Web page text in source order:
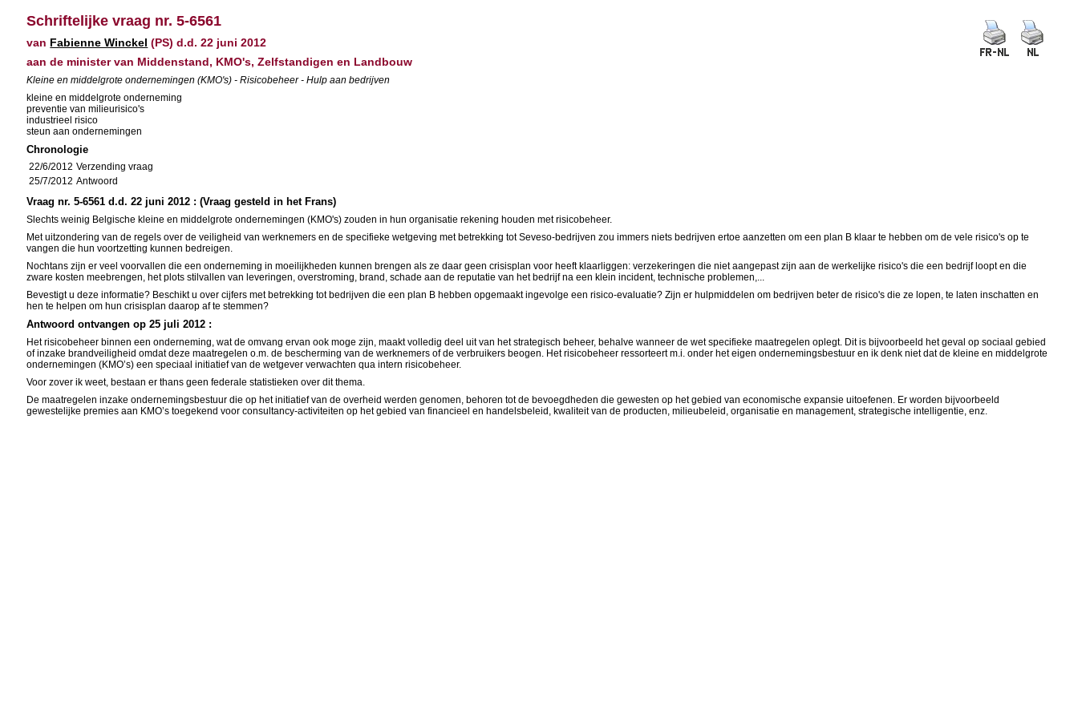
Schriftelijke vraag nr. 5-6561
van Fabienne Winckel (PS) d.d. 22 juni 2012
aan de minister van Middenstand, KMO's, Zelfstandigen en Landbouw
Kleine en middelgrote ondernemingen (KMO's) - Risicobeheer - Hulp aan bedrijven
kleine en middelgrote onderneming
preventie van milieurisico's
industrieel risico
steun aan ondernemingen
Chronologie
22/6/2012 Verzending vraag
25/7/2012 Antwoord
Vraag nr. 5-6561 d.d. 22 juni 2012 : (Vraag gesteld in het Frans)
Slechts weinig Belgische kleine en middelgrote ondernemingen (KMO's) zouden in hun organisatie rekening houden met risicobeheer.
Met uitzondering van de regels over de veiligheid van werknemers en de specifieke wetgeving met betrekking tot Seveso-bedrijven zou immers niets bedrijven ertoe aanzetten om een plan B klaar te hebben om de vele risico's op te
vangen die hun voortzetting kunnen bedreigen.
Nochtans zijn er veel voorvallen die een onderneming in moeilijkheden kunnen brengen als ze daar geen crisisplan voor heeft klaarliggen: verzekeringen die niet aangepast zijn aan de werkelijke risico's die een bedrijf loopt en die
zware kosten meebrengen, het plots stilvallen van leveringen, overstroming, brand, schade aan de reputatie van het bedrijf na een klein incident, technische problemen,...
Bevestigt u deze informatie? Beschikt u over cijfers met betrekking tot bedrijven die een plan B hebben opgemaakt ingevolge een risico-evaluatie? Zijn er hulpmiddelen om bedrijven beter de risico's die ze lopen, te laten inschatten en
hen te helpen om hun crisisplan daarop af te stemmen?
Antwoord ontvangen op 25 juli 2012 :
Het risicobeheer binnen een onderneming, wat de omvang ervan ook moge zijn, maakt volledig deel uit van het strategisch beheer, behalve wanneer de wet specifieke maatregelen oplegt. Dit is bijvoorbeeld het geval op sociaal gebied
of inzake brandveiligheid omdat deze maatregelen o.m. de bescherming van de werknemers of de verbruikers beogen. Het risicobeheer ressorteert m.i. onder het eigen ondernemingsbestuur en ik denk niet dat de kleine en middelgrote
ondernemingen (KMO’s) een speciaal initiatief van de wetgever verwachten qua intern risicobeheer.
Voor zover ik weet, bestaan er thans geen federale statistieken over dit thema.
De maatregelen inzake ondernemingsbestuur die op het initiatief van de overheid werden genomen, behoren tot de bevoegdheden die gewesten op het gebied van economische expansie uitoefenen. Er worden bijvoorbeeld
gewestelijke premies aan KMO’s toegekend voor consultancy-activiteiten op het gebied van financieel en handelsbeleid, kwaliteit van de producten, milieubeleid, organisatie en management, strategische intelligentie, enz.